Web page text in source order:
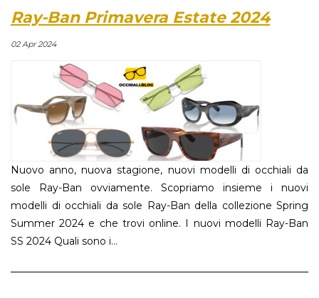
Ray-Ban Primavera Estate 2024
02 Apr 2024
Nuovo anno, nuova stagione, nuovi modelli di occhiali da
sole Ray-Ban ovviamente. Scopriamo insieme i nuovi
modelli di occhiali da sole Ray-Ban della collezione Spring
Summer 2024 e che trovi online. I nuovi modelli Ray-Ban
SS 2024 Quali sono i...